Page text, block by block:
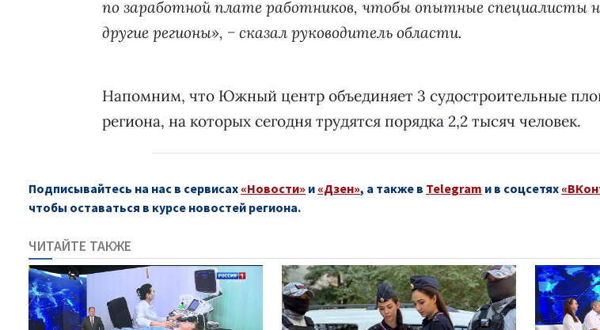
по заработной плате работников, чтобы опытные специалисты
другие регионы», − сказал руководитель области.
Напомним, что Южный центр объединяет 3 судостроительные
региона, на которых сегодня трудятся порядка 2,2 тысяч человек.
Подписывайтесь на нас в сервисах «Новости» и «Дзен», а также в Telegram и в соцсетях
чтобы оставаться в курсе новостей региона.
ЧИТАЙТЕ ТАКЖЕ